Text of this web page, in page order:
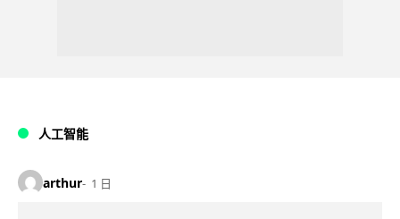
人工智能
arthur 1 日